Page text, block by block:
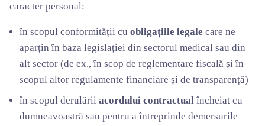
caracter personal:
în scopul conformității cuobligațiile legale care ne
aparțin în baza legislației din sectorul medical sau din
alt sector (de ex., în scop de reglementare fiscală și în
scopul altor regulamente financiare și de transparență)
în scopul derulăriiacordului contractualîncheiat cu
dumneavoastră sau pentru a întreprinde demersurile